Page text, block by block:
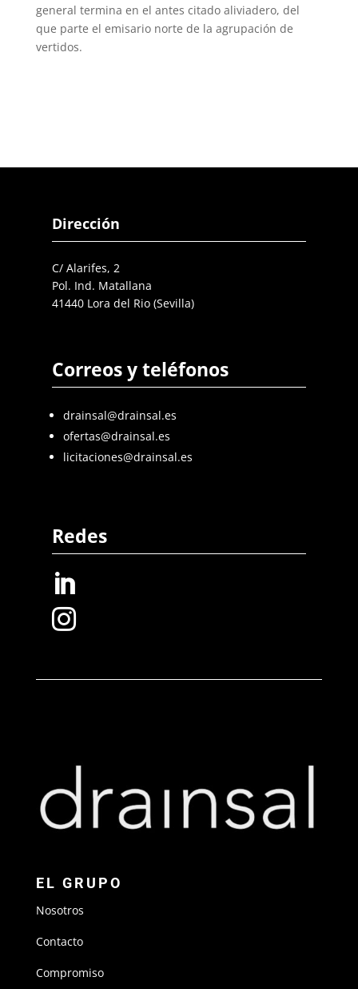
general termina en el antes citado aliviadero, del
que parte el emisario norte de la agrupación de
vertidos.
Dirección
C/ Alarifes, 2
Pol. Ind. Matallana
41440 Lora del Rio (Sevilla)
Correos y teléfonos
drainsal@drainsal.es
ofertas@drainsal.es
licitaciones@drainsal.es
Redes


EL GRUPO
Nosotros
Contacto
Compromiso